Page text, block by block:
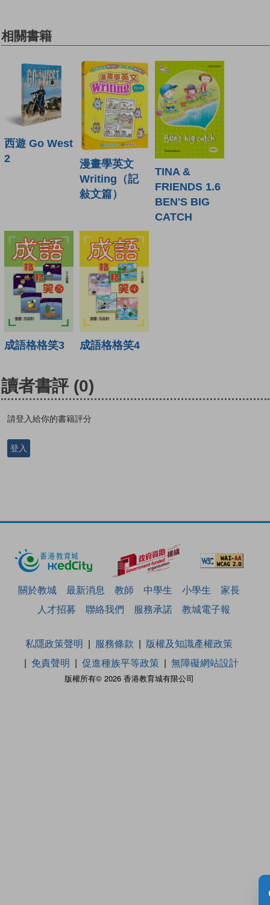
相關書籍
西遊 Go West
2
漫畫學英文
Writing（記
敍文篇）
TINA &
FRIENDS 1.6
BEN'S BIG
CATCH
成語格格笑3 成語格格笑4
讀者書評 (0)
請登入給你的書籍評分
登入
關於教城 最新消息 教師 中學生 小學生
家長
人才招募
聯絡我們 服務承諾 教城電子報
版權所有© 2026 香港教育城有限公司
私隱政策聲明 服務條款
版權及知識產權政策
免責聲明
促進種族平等政策 無障礙網站設計